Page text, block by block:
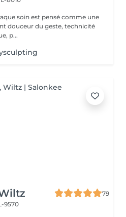
soin est pensé comme une
douceur du geste, technicité
p...
79
9570